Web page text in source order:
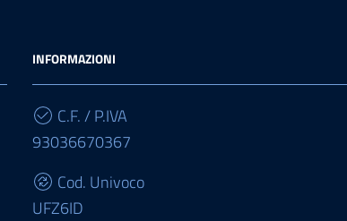
INFORMAZIONI
C.F. / P.IVA
93036670367
Cod. Univoco
UFZ6ID